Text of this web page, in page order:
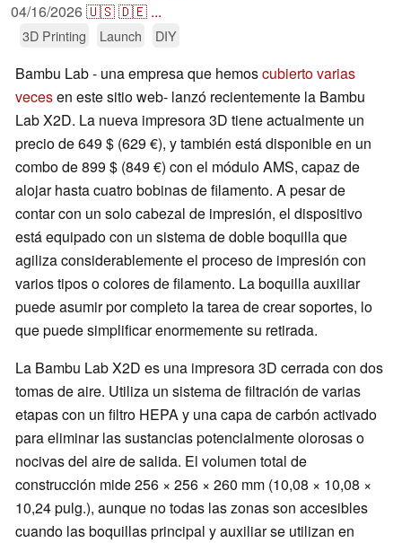
04/16/2026🇺🇸🇩🇪 ...
3D Printing Launch DIY
Bambu Lab - una empresa que hemoscubierto varias
vecesen este sitio web- lanzó recientemente la Bambu
Lab X2D. La nueva impresora 3D tiene actualmente un
precio de 649 $ (629 €), y también está disponible en un
combo de 899 $ (849 €) con el módulo AMS, capaz de
alojar hasta cuatro bobinas de filamento. A pesar de
contar con un solo cabezal de impresión, el dispositivo
está equipado con un sistema de doble boquilla que
agiliza considerablemente el proceso de impresión con
varios tipos o colores de filamento. La boquilla auxiliar
puede asumir por completo la tarea de crear soportes, lo
que puede simplificar enormemente su retirada.
La Bambu Lab X2D es una impresora 3D cerrada con dos
tomas de aire. Utiliza un sistema de filtración de varias
etapas con un filtro HEPA y una capa de carbón activado
para eliminar las sustancias potencialmente olorosas o
nocivas del aire de salida. El volumen total de
construcción mide 256 × 256 × 260 mm (10,08 × 10,08 ×
10,24 pulg.), aunque no todas las zonas son accesibles
cuando las boquillas principal y auxiliar se utilizan en